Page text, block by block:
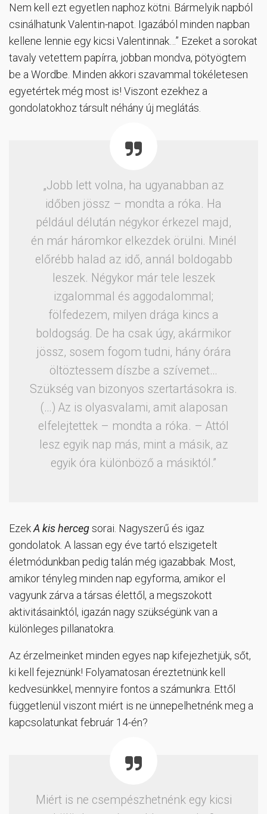
Nem kell ezt egyetlen naphoz kötni. Bármelyik napból
csinálhatunk Valentin-napot. Igazából minden napban
kellene lennie egy kicsi Valentinnak…” Ezeket a sorokat
tavaly vetettem papírra, jobban mondva, pötyögtem
be a Wordbe. Minden akkori szavammal tökéletesen
egyetértek még most is! Viszont ezekhez a
gondolatokhoz társult néhány új meglátás.
„Jobb lett volna, ha ugyanabban az
időben jössz – mondta a róka. Ha
például délután négykor érkezel majd,
én már háromkor elkezdek örülni. Minél
előrébb halad az idő, annál boldogabb
leszek. Négykor már tele leszek
izgalommal és aggodalommal;
fölfedezem, milyen drága kincs a
boldogság. De ha csak úgy, akármikor
jössz, sosem fogom tudni, hány órára
öltöztessem díszbe a szívemet…
Szükség van bizonyos szertartásokra is.
(…) Az is olyasvalami, amit alaposan
elfelejtettek – mondta a róka. – Attól
lesz egyik nap más, mint a másik, az
egyik óra különböző a másiktól.”
EzekA kis hercegsorai. Nagyszerű és igaz
gondolatok. A lassan egy éve tartó elszigetelt
életmódunkban pedig talán még igazabbak. Most,
amikor tényleg minden nap egyforma, amikor el
vagyunk zárva a társas élettől, a megszokott
aktivitásainktól, igazán nagy szükségünk van a
különleges pillanatokra.
Az érzelmeinket minden egyes nap kifejezhetjük, sőt,
ki kell fejeznünk! Folyamatosan éreztetnünk kell
kedvesünkkel, mennyire fontos a számunkra. Ettől
függetlenül viszont miért is ne ünnepelhetnénk meg a
kapcsolatunkat február 14-én?
Miért is ne csempészhetnénk egy kicsi